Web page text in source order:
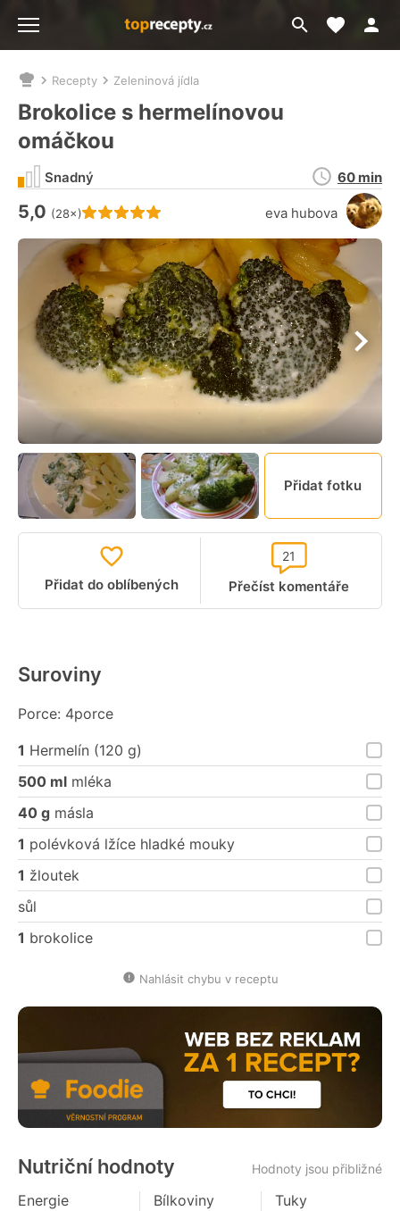
Přejít
na
Moje
Nacházíte
se
zde:
Recepty Zeleninová jídla
Brokolice s hermelínovou
omáčkou
Hodnocení receptu je
5,0 (28×) eva hubova
Snadný
Doba
přípravy
60 min
Přidat fotku
Přidat do oblíbených Přečíst komentáře
21
Suroviny
Porce: 4porce
1 Hermelín (120 g)
500 ml mléka
40 g másla
1 polévková lžíce hladké mouky
1 žloutek
sůl
1 brokolice
Nahlásit chybu v receptu
Nutriční hodnoty Hodnoty jsou přibližné
Energie
Bílkoviny
Tuky